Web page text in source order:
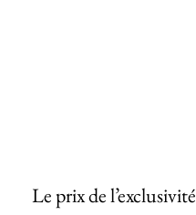
Le prix de l’exclusivité